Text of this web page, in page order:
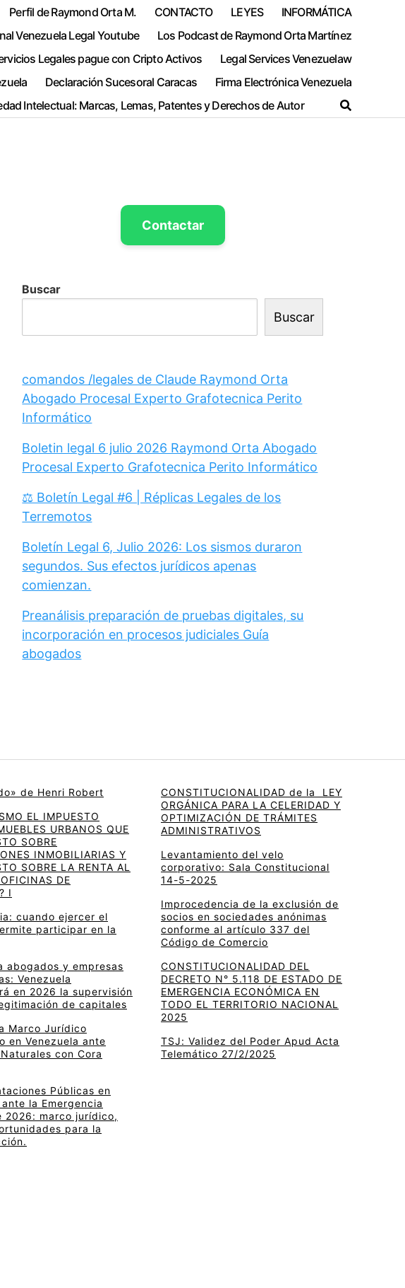
Perfil de Raymond Orta M. CONTACTO LEYES
INFORMÁTICA
Venezuela Legal Youtube
Los Podcast de Raymond Orta Martínez
Legales pague con Cripto Activos
Legal Services Venezuelaw
Declaración Sucesoral Caracas
Firma Electrónica Venezuela
Intelectual: Marcas, Lemas, Patentes y Derechos de Autor
Contactar
Buscar
Buscar
comandos /legales de Claude Raymond Orta
Abogado Procesal Experto Grafotecnica Perito
Informático
Boletin legal 6 julio 2026 Raymond Orta Abogado
Procesal Experto Grafotecnica Perito Informático
⚖️ Boletín Legal #6 | Réplicas Legales de los
Terremotos
Boletín Legal 6, Julio 2026: Los sismos duraron
segundos. Sus efectos jurídicos apenas
comienzan.
Preanálisis preparación de pruebas digitales, su
incorporación en procesos judiciales Guía
abogados
de Henri Robert
EL IMPUESTO
URBANOS QUE
SOBRE
INMOBILIARIAS Y
SOBRE LA RENTA AL
DE
I
cuando ejercer el
participar en la
abogados y empresas
Venezuela
en 2026 la supervisión
de capitales
Marco Jurídico
en Venezuela ante
con Cora
Públicas en
la Emergencia
2026: marco jurídico,
para la
CONSTITUCIONALIDAD de la LEY
ORGÁNICA PARA LA CELERIDAD Y
OPTIMIZACIÓN DE TRÁMITES
ADMINISTRATIVOS
Levantamiento del velo
corporativo: Sala Constitucional
14-5-2025
Improcedencia de la exclusión de
socios en sociedades anónimas
conforme al artículo 337 del
Código de Comercio
CONSTITUCIONALIDAD DEL
DECRETO N° 5.118 DE ESTADO DE
EMERGENCIA ECONÓMICA EN
TODO EL TERRITORIO NACIONAL
2025
TSJ: Validez del Poder Apud Acta
Telemático 27/2/2025